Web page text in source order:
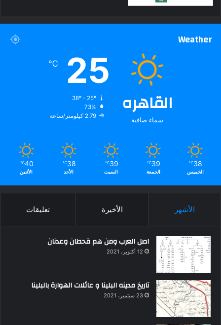
Weather
القاهره
سماء صافية
25
℃
73%
2.79 كيلومتر/ساعة
38
℃
الخميس
39
℃
الجمعة
39
℃
السبت
38
℃
الأحد
40
℃
الأثنين
الأشهر الأخيرة تعليقات
اصل العرب ومن هم قحطان وعدنان
12 أكتوبر، 2021
تاريخ مدينه البلينا و عائلات الهوارة بالبلينا
23 سبتمبر، 2021